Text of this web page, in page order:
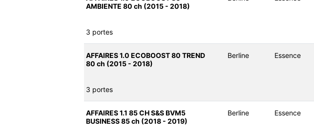
AMBIENTE 80 ch (2015 - 2018)
3 portes
AFFAIRES 1.0 ECOBOOST 80 TREND
80 ch (2015 - 2018)
Berline Essence
3 portes
AFFAIRES 1.1 85 CH S&S BVM5
BUSINESS 85 ch (2018 - 2019)
Berline Essence